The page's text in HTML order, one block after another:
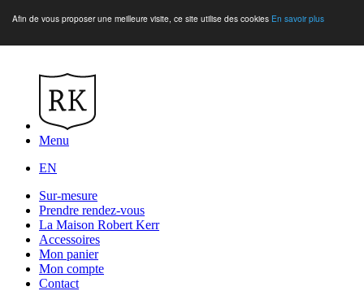
Afin de vous proposer une meilleure visite, ce site utilise des cookies En savoir plus
Menu
EN
Sur-mesure
Prendre rendez-vous
La Maison Robert Kerr
Accessoires
Mon panier
Mon compte
Contact